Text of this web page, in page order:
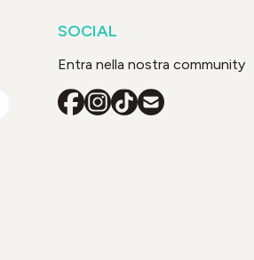
SOCIAL
Entra nella nostra community